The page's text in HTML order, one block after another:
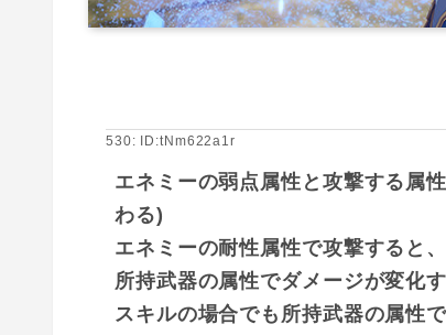
530: ID:tNm622a1r
エネミーの弱点属性と攻撃する属
わる)
エネミーの耐性属性で攻撃すると
所持武器の属性でダメージが変化す
スキルの場合でも所持武器の属性